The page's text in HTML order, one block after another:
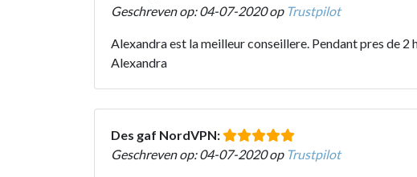
Geschreven op: 04-07-2020 op Trustpilot
Alexandra est la meilleur conseillere. Pendant pres de
Alexandra
Des gaf NordVPN:
Geschreven op: 04-07-2020 op Trustpilot